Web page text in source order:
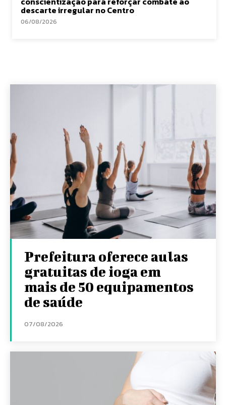
descarte irregular no Centro
06/08/2026
Prefeitura oferece aulas
gratuitas de ioga em
mais de 50 equipamentos
de saúde
07/08/2026